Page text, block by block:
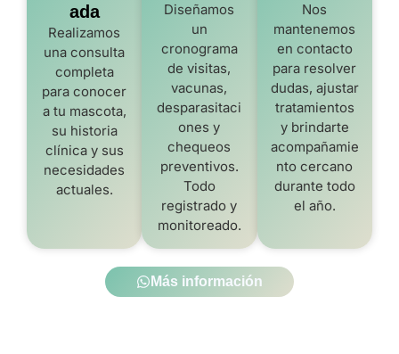
ada
Realizamos
una consulta
completa
para conocer
a tu mascota,
su historia
clínica y sus
necesidades
actuales.
Diseñamos
un
cronograma
de visitas,
vacunas,
desparasitaci
ones y
chequeos
preventivos.
Todo
registrado y
monitoreado.
Nos
mantenemos
en contacto
para resolver
dudas, ajustar
tratamientos
y brindarte
acompañamie
nto cercano
durante todo
el año.
Más información